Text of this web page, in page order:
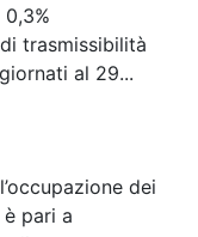
trasmissibilità
al 29...
dei
pari a